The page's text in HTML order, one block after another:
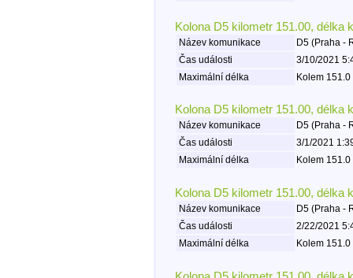
Kolona D5 kilometr 151.00, délka
Název komunikace
D5 (Praha -
Čas události
3/10/2021
Maximální délka
Kolem
Kolona D5 kilometr 151.00, délka
Název komunikace
D5 (Praha -
Čas události
3/1/2021
Maximální délka
Kolem
Kolona D5 kilometr 151.00, délka
Název komunikace
D5 (Praha -
Čas události
2/22/2021
Maximální délka
Kolem